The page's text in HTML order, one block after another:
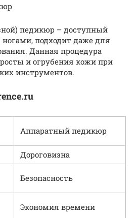
педикюр – доступный
ногами, подходит даже для
Данная процедура
и огрубения кожи при
инструментов.
Аппаратный педикюр
Дороговизна
Безопасность
Экономия времени